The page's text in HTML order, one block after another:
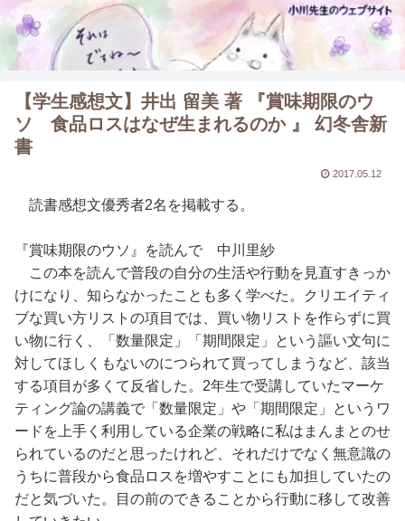
【学生感想文】井出 留美 著 『賞味期限のウ
ソ 食品ロスはなぜ生まれるのか 』 幻冬舎新
書
2017.05.12
読書感想文優秀者2名を掲載する。
『賞味期限のウソ』を読んで 中川里紗
この本を読んで普段の自分の生活や行動を見直すきっか
けになり、知らなかったことも多く学べた。クリエイティ
ブな買い方リストの項目では、買い物リストを作らずに買
い物に行く、「数量限定」「期間限定」という謳い文句に
対してほしくもないのにつられて買ってしまうなど、該当
する項目が多くて反省した。2年生で受講していたマーケ
ティング論の講義で「数量限定」や「期間限定」というワ
ードを上手く利用している企業の戦略に私はまんまとのせ
られているのだと思ったけれど、それだけでなく無意識の
うちに普段から食品ロスを増やすことにも加担していたの
だと気づいた。目の前のできることから行動に移して改善